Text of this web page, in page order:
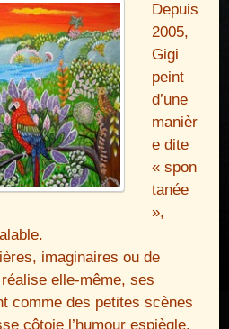
Depuis
2005,
Gigi
peint
d’une
manièr
e dite
« spon
tanée
»,
imaginaires ou de
elle-même, ses
comme des petites scènes
côtoie l’humour espiègle.